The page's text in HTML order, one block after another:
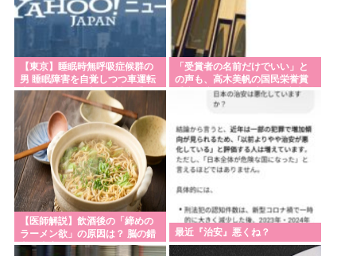
日本人、世界的に見て異質なレベルで冷酷だった。
「母が認知症になったので子供に任せ家を出ていく
等」
国「相続税を抑えるために企業価値を下げてる会社
に大増税します。低PBRの会社は大増税を覚悟せ
よ」
東京でタクシーが急に停まったら怒り狂ってクラク
ション鳴らしてるやつ、だいたい田舎ナンバーwww
【動画あり】高市首相が最後で〝噛む〟「ひろし
み」 広島原爆の日あいさつ
【高市算】「50%引きの札が貼られた3000円の肉
【東京】睡眠時無呼吸症候群の
男 睡眠障害を自覚しつつ車運転
事故起こし自転車の女性に重傷
負わせ…「厳重処分」意見つけ
書類送検
「受賞者の名前だけでいい」と
の声も、高木美帆の国民栄誉賞
受賞副賞《包丁10本》に”高市総
理の名前も刻印”
【医師解説】飲酒後の「締めの
ラーメン欲」の原因は？ 脳の錯
覚と真実
最近『治安』悪くね？